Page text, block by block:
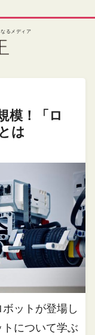
るメディア
模！「ロ
は
ットが登場し
について学ぶ